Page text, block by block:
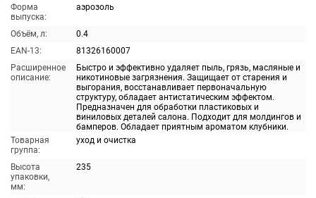
Форма
выпуска:
аэрозоль
Объём, л:
0.4
EAN-13:
81326160007
Расширенное
описание:
Быстро и эффективно удаляет пыль, грязь, масляные и
никотиновые загрязнения. Защищает от старения и
выгорания, восстанавливает первоначальную
структуру, обладает антистатическим эффектом.
Предназначен для обработки пластиковых и
виниловых деталей салона. Подходит для молдингов и
бамперов. Обладает приятным ароматом клубники.
Товарная
группа:
уход и очистка
Высота
упаковки,
мм:
235